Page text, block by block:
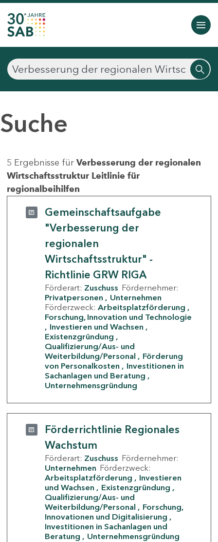
Suche
5 Ergebnisse für Verbesserung der regionalen
Wirtschaftsstruktur Leitlinie für
regionalbeihilfen
Gemeinschaftsaufgabe
"Verbesserung der
regionalen
Wirtschaftsstruktur" -
Richtlinie GRW RIGA
Förderart: Zuschuss Fördernehmer:
Privatpersonen
Unternehmen
Förderzweck: Arbeitsplatzförderung
Forschung, Innovation und Technologie
Investieren und Wachsen
Existenzgründung
Qualifizierung/Aus- und
Weiterbildung/Personal
Förderung
von Personalkosten
Investitionen in
Sachanlagen und Beratung
Unternehmensgründung
Förderrichtlinie Regionales
Wachstum
Förderart: Zuschuss Fördernehmer:
Unternehmen Förderzweck:
Arbeitsplatzförderung
Investieren
und Wachsen
Existenzgründung
Qualifizierung/Aus- und
Weiterbildung/Personal
Forschung,
Innovationen und Digitalisierung
Investitionen in Sachanlagen und
Beratung
Unternehmensgründung